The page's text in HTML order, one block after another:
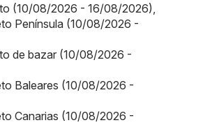
(10/08/2026 - 16/08/2026)
Península (10/08/2026 -
de bazar (10/08/2026 -
Baleares (10/08/2026 -
Canarias (10/08/2026 -